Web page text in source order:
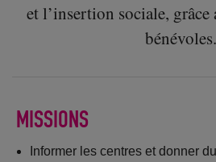
et l’insertion sociale,
bénévoles.
MISSIONS
Informer les centres et donner